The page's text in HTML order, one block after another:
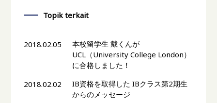
Topik terkait
2018.02.05
本校留学生 戴くんが
UCL（University College London）
に合格しました！
2018.02.02
IB資格を取得した IBクラス第2期生
からのメッセージ